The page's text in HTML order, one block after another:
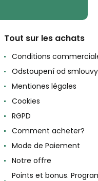
Tout sur les achats
Conditions
Odstoupení od smlouvy
Mentiones légales
Cookies
RGPD
Comment acheter?
Mode de Paiement
Notre offre
Points et bonus.